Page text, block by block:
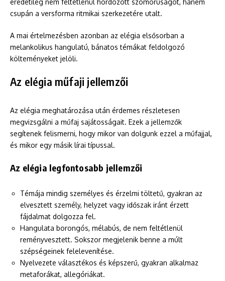
eredetileg nem feltétlenül hordozott szomorúságot, hanem
csupán a versforma ritmikai szerkezetére utalt.
A mai értelmezésben azonban az elégia elsősorban a
melankolikus hangulatú, bánatos témákat feldolgozó
költeményeket jelöli.
Az elégia műfaji jellemzői
Az elégia meghatározása után érdemes részletesen
megvizsgálni a műfaj sajátosságait. Ezek a jellemzők
segítenek felismerni, hogy mikor van dolgunk ezzel a műfajjal,
és mikor egy másik lírai típussal.
Az elégia legfontosabb jellemzői
Témája mindig személyes és érzelmi töltetű, gyakran az
elvesztett személy, helyzet vagy időszak iránt érzett
fájdalmat dolgozza fel.
Hangulata borongós, mélabús, de nem feltétlenül
reményvesztett. Sokszor megjelenik benne a múlt
szépségeinek felelevenítése.
Nyelvezete választékos és képszerű, gyakran alkalmaz
metaforákat, allegóriákat.